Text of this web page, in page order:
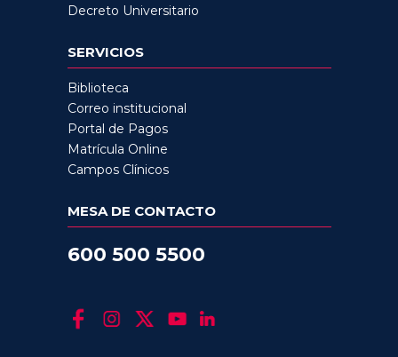
Decreto Universitario
SERVICIOS
Biblioteca
Correo institucional
Portal de Pagos
Matrícula Online
Campos Clínicos
MESA DE CONTACTO
600 500 5500